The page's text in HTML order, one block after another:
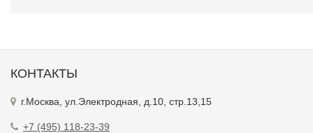
КОНТАКТЫ
г.Москва, ул.Электродная, д.10, стр.13,15
+7 (495) 118-23-39